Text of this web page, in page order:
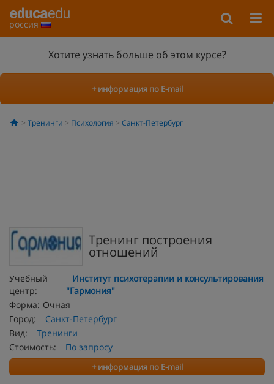
россия
Хотите узнать больше об этом курсе?
+ информация по E-mail
Тренинги Психология Санкт-Петербург
Тренинг построения
отношений
Учебный
центр:
Институт психотерапии и консультирования
"Гармония"
Форма: Очная
Город:
Санкт-Петербург
Вид:
Тренинги
Стоимость:
По запросу
+ информация по E-mail